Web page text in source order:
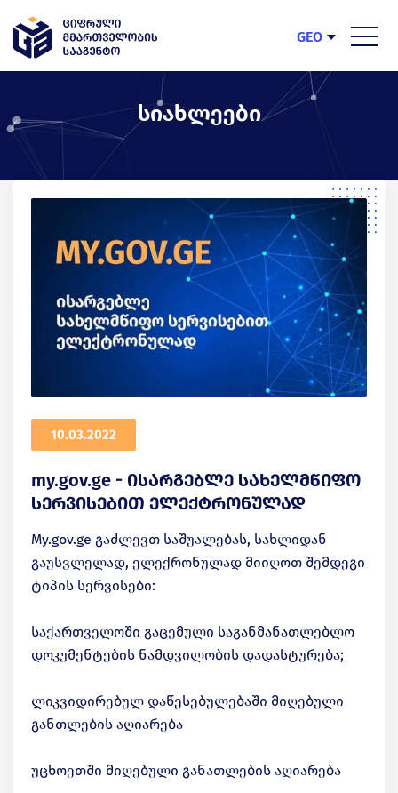
GEO
ENG
სიახლეები
10.03.2022
my.gov.ge - ისარგებლე სახელმწიფო
სერვისებით ელექტრონულად
My.gov.ge გაძლევთ საშუალებას, სახლიდან
გაუსვლელად, ელექრონულად მიიღოთ შემდეგი
ტიპის სერვისები:
საქართველოში გაცემული საგანმანათლებლო
დოკუმენტების ნამდვილობის დადასტურება;
ლიკვიდირებულ დაწესებულებაში მიღებული
განთლების აღიარება
უცხოეთში მიღებული განათლების აღიარება